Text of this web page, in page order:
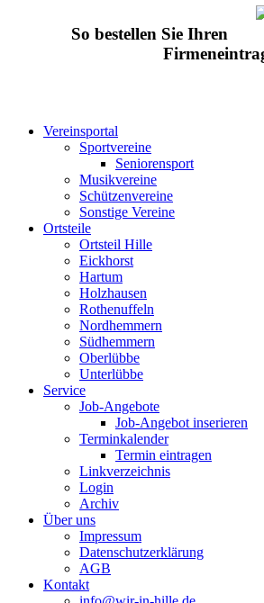
So bestellen Sie Ihren
Vereinsportal
Sportvereine
Seniorensport
Musikvereine
Schützenvereine
Sonstige Vereine
Ortsteile
Ortsteil Hille
Eickhorst
Hartum
Holzhausen
Rothenuffeln
Nordhemmern
Südhemmern
Oberlübbe
Unterlübbe
Service
Job-Angebote
Job-Angebot inserieren
Terminkalender
Termin eintragen
Linkverzeichnis
Login
Archiv
Über uns
Impressum
Datenschutzerklärung
AGB
Kontakt